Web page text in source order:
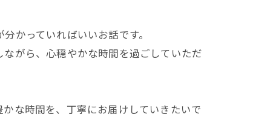
かっていればいいお話です。
がら、心穏やかな時間を過ごしていただ
な時間を、丁寧にお届けしていきたいで